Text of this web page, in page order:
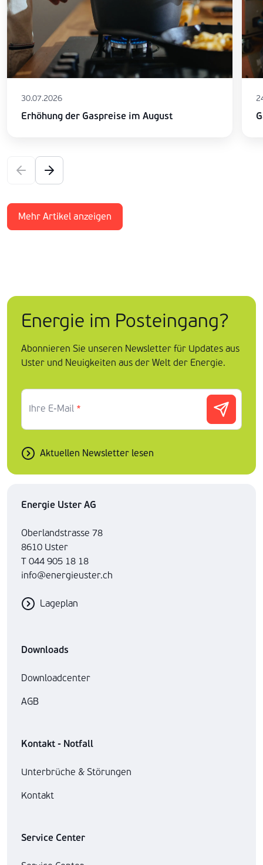
30.07.2026
Erhöhung der Gaspreise im August
Mehr Artikel anzeigen
Energie im Posteingang?
Abonnieren Sie unseren Newsletter für Updates aus
Uster und Neuigkeiten aus der Welt der Energie.
Ihre E-Mail *
Aktuellen Newsletter lesen
Energie Uster AG
Oberlandstrasse 78
8610 Uster
T 044 905 18 18
info@energieuster.ch
Lageplan
Downloads
Downloadcenter
AGB
Kontakt - Notfall
Unterbrüche & Störungen
Kontakt
Service Center